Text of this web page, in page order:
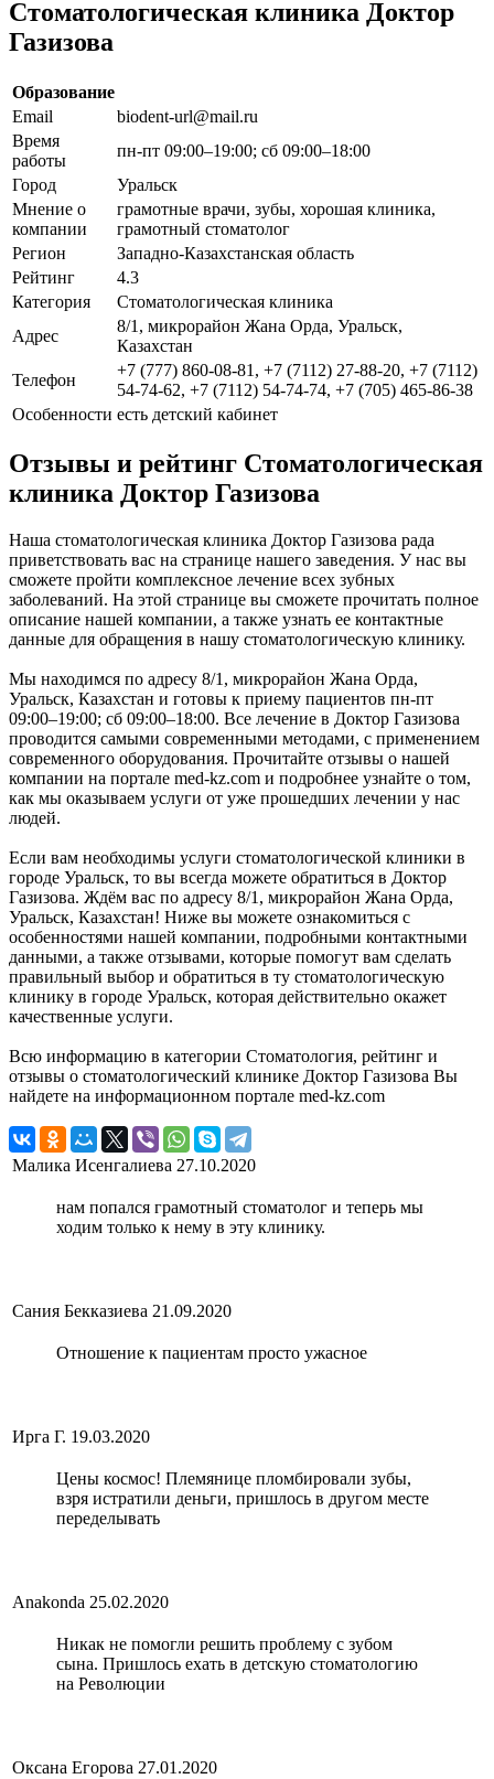
Стоматологическая клиника Доктор
Газизова
Образование
Email
biodent-url@mail.ru
Время
работы
пн-пт 09:00–19:00; сб 09:00–18:00
Город
Уральск
Мнение о
компании
грамотные врачи, зубы, хорошая клиника,
грамотный стоматолог
Регион
Западно-Казахстанская область
Рейтинг
4.3
Категория
Стоматологическая клиника
Адрес
8/1, микрорайон Жана Орда, Уральск,
Казахстан
Телефон
+7 (777) 860-08-81, +7 (7112) 27-88-20, +7 (7112)
54-74-62, +7 (7112) 54-74-74, +7 (705) 465-86-38
Особенности есть детский кабинет
Отзывы и рейтинг Стоматологическая
клиника Доктор Газизова
Наша стоматологическая клиника Доктор Газизова рада
приветствовать вас на странице нашего заведения. У нас вы
сможете пройти комплексное лечение всех зубных
заболеваний. На этой странице вы сможете прочитать полное
описание нашей компании, а также узнать ее контактные
данные для обращения в нашу стоматологическую клинику.
Мы находимся по адресу 8/1, микрорайон Жана Орда,
Уральск, Казахстан и готовы к приему пациентов пн-пт
09:00–19:00; сб 09:00–18:00. Все лечение в Доктор Газизова
проводится самыми современными методами, с применением
современного оборудования. Прочитайте отзывы о нашей
компании на портале med-kz.com и подробнее узнайте о том,
как мы оказываем услуги от уже прошедших лечении у нас
людей.
Если вам необходимы услуги стоматологической клиники в
городе Уральск, то вы всегда можете обратиться в Доктор
Газизова. Ждём вас по адресу 8/1, микрорайон Жана Орда,
Уральск, Казахстан! Ниже вы можете ознакомиться с
особенностями нашей компании, подробными контактными
данными, а также отзывами, которые помогут вам сделать
правильный выбор и обратиться в ту стоматологическую
клинику в городе Уральск, которая действительно окажет
качественные услуги.
Всю информацию в категории Стоматология, рейтинг и
отзывы о стоматологический клинике Доктор Газизова Вы
найдете на информационном портале med-kz.com
Малика Исенгалиева 27.10.2020
нам попался грамотный стоматолог и теперь мы
ходим только к нему в эту клинику.
Сания Бекказиева 21.09.2020
Отношение к пациентам просто ужасное
Ирга Г. 19.03.2020
Цены космос! Племянице пломбировали зубы,
взря истратили деньги, пришлось в другом месте
переделывать
Anakonda 25.02.2020
Никак не помогли решить проблему с зубом
сына. Пришлось ехать в детскую стоматологию
на Революции
Оксана Егорова 27.01.2020